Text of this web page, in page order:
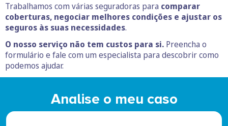
Trabalhamos com várias seguradoras para comparar
coberturas, negociar melhores condições e ajustar os
seguros às suas necessidades.
O nosso serviço não tem custos para si. Preencha o
formulário e fale com um especialista para descobrir como
podemos ajudar.
Analise o meu caso